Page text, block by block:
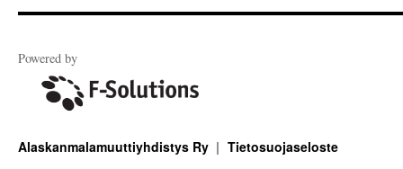
Powered by
Alaskanmalamuuttiyhdistys Ry Tietosuojaseloste